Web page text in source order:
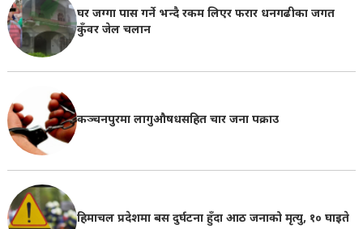
घर जग्गा पास गर्ने भन्दै रकम लिएर फरार धनगढीका जगत
कुँवर जेल चलान
कञ्चनपुरमा लागुऔषधसहित चार जना पक्राउ
हिमाचल प्रदेशमा बस दुर्घटना हुँदा आठ जनाको मृत्यु, १० घाइते